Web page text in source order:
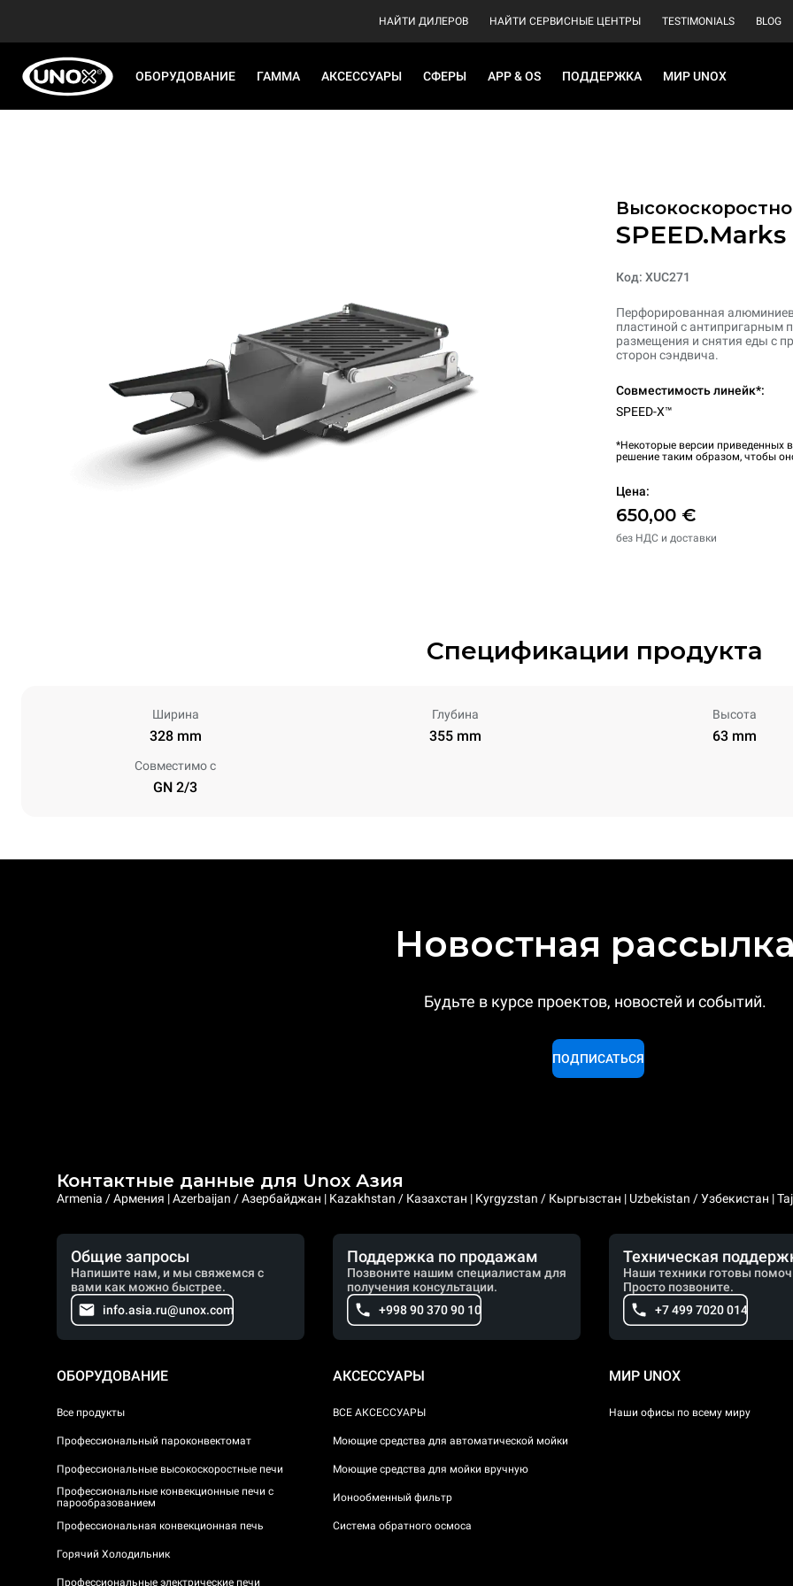
НАЙТИ ДИЛЕРОВ НАЙТИ СЕРВИСНЫЕ ЦЕНТРЫ TESTIMONIALS BLOG
ОБОРУДОВАНИЕ ГАММА АКСЕССУАРЫ СФЕРЫ APP & OS ПОДДЕРЖКА МИР UNOX
SPEED.Marks
Код: XUC271
Перфорированная
пластиной с антипригарным
размещения и снятия еды с
сторон сэндвича.
Совместимость линейк*:
SPEED-X™
*Некоторые версии приведенных
решение таким образом, чтобы
Цена:
650,00 €
без НДС и доставки
Спецификации продукта
Ширина
328 mm
Глубина
355 mm
Высота
63 mm
Совместимо с
GN 2/3
Новостная
Будьте в курсе проектов, новостей и событий.
ПОДПИСАТЬСЯ
Контактные данные для Unox Азия
Armenia / Армения | Azerbaijan / Азербайджан | Kazakhstan / Казахстан | Kyrgyzstan / Кыргызстан | Uzbekistan / Узбекистан |
Общие запросы
Напишите нам, и мы свяжемся с
вами как можно быстрее.
info.asia.ru@unox.com
Поддержка по продажам
Позвоните нашим специалистам для
получения консультации.
+998 90 370 90 10
Техническая
Наши техники готовы
Просто позвоните.
+7 499 7020 014
ОБОРУДОВАНИЕ
Все продукты
Профессиональный пароконвектомат
Профессиональные высокоскоростные печи
Профессиональные конвекционные печи с
парообразованием
Профессиональная конвекционная печь
Горячий Холодильник
Профессиональные электрические печи
АКСЕССУАРЫ
ВСЕ АКСЕССУАРЫ
Моющие средства для автоматической мойки
Моющие средства для мойки вручную
Ионообменный фильтр
Система обратного осмоса
МИР UNOX
Наши офисы по всему миру